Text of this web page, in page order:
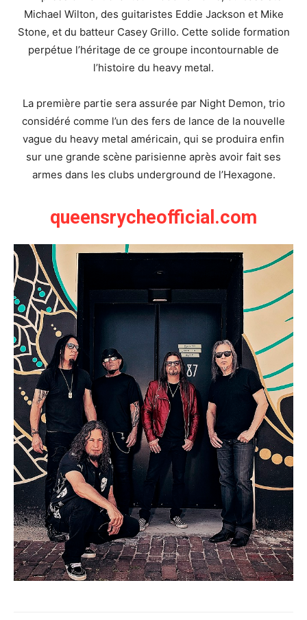
Michael Wilton, des guitaristes Eddie Jackson et Mike
Stone, et du batteur Casey Grillo. Cette solide formation
perpétue l’héritage de ce groupe incontournable de
l’histoire du heavy metal.
La première partie sera assurée par Night Demon, trio
considéré comme l’un des fers de lance de la nouvelle
vague du heavy metal américain, qui se produira enfin
sur une grande scène parisienne après avoir fait ses
armes dans les clubs underground de l’Hexagone.
queensrycheofficial.com